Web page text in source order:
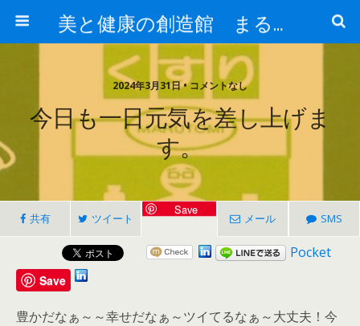
美と健康の創造館 まるとみ薬品 ぐんまの薬屋 芳さんのブログ
2024年3月31日 • コメントなし
今日も一日元気を差し上げま
す。
共有 ツイート
Save
メール SMS
Pocket
Save
豊かだなぁ～～幸せだなぁ～ツイてるなぁ～大丈夫！今